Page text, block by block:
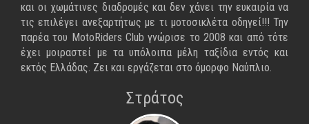
και οι χωμάτινες διαδρομές και δεν χάνει την ευκαιρία να
τις επιλέγει ανεξαρτήτως με τι μοτοσικλέτα οδηγεί!!! Την
παρέα του MotoRiders Club γνώρισε το 2008 και από τότε
έχει μοιραστεί με τα υπόλοιπα μέλη ταξίδια εντός και
εκτός Ελλάδας. Ζει και εργάζεται στο όμορφο Ναύπλιο.
Στράτος